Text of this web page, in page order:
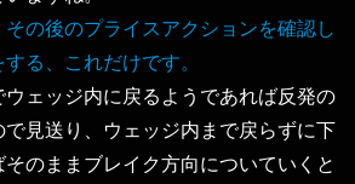
の後のプライスアクションを確認し
る、これだけです。
ウェッジ内に戻るようであれば反発の
見送り、ウェッジ内まで戻らずに下
のままブレイク方向についていくと